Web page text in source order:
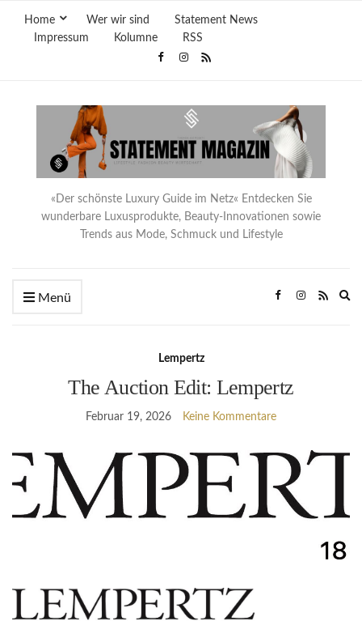
Home Wer wir sind
Statement News
Impressum
Kolumne RSS
«Der schönste Luxury Guide im Netz« Entdecken Sie
wunderbare Luxusprodukte, Beauty-Innovationen sowie
Trends aus Mode, Schmuck und Lifestyle
Menü
Lempertz
The Auction Edit: Lempertz
Februar 19, 2026 Keine Kommentare